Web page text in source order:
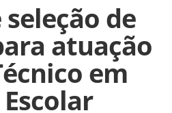
de
atuação
em